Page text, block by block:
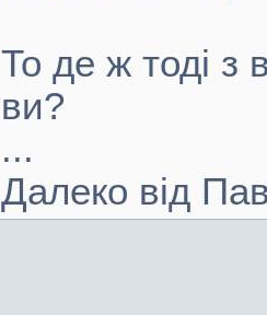
То де ж тоді
ви?
...
Далеко від